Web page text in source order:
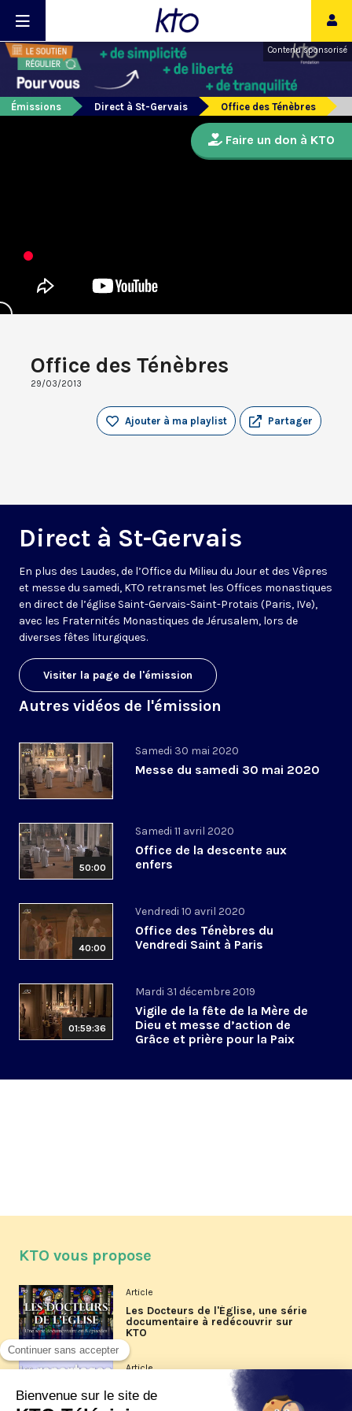
Contenu sponsorisé
Émissions Direct à St-Gervais Office des Ténèbres
Office des Ténèbres
29/03/2013
Partager
Ajouter à ma playlist
Direct à St-Gervais
En plus des Laudes, de l’Office du Milieu du Jour et des Vêpres
et messe du samedi, KTO retransmet les Offices monastiques
en direct de l’église Saint-Gervais-Saint-Protais (Paris, IVe),
avec les Fraternités Monastiques de Jérusalem, lors de
diverses fêtes liturgiques.
Visiter la page de l'émission
Autres vidéos de l'émission
Samedi 30 mai 2020
Messe du samedi 30 mai 2020
50:00
Samedi 11 avril 2020
Office de la descente aux
enfers
40:00
Vendredi 10 avril 2020
Office des Ténèbres du
Vendredi Saint à Paris
01:59:36
Mardi 31 décembre 2019
Vigile de la fête de la Mère de
Dieu et messe d’action de
Grâce et prière pour la Paix
Faire un don à KTO
KTO vous propose
Article
Les Docteurs de l'Église, une série
documentaire à redécouvrir sur
KTO
Article
Les reportages d'été 2026 de KTO